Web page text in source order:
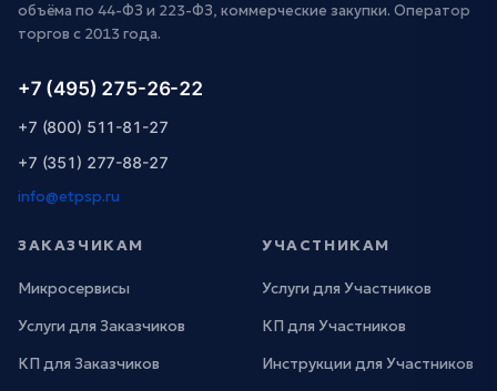
объёма по 44-ФЗ и 223-ФЗ, коммерческие закупки. Оператор
торгов с 2013 года.
+7 (495) 275-26-22
+7 (800) 511-81-27
+7 (351) 277-88-27
info@etpsp.ru
ЗАКАЗЧИКАМ
Микросервисы
Услуги для Заказчиков
КП для Заказчиков
УЧАСТНИКАМ
Услуги для Участников
КП для Участников
Инструкции для Участников